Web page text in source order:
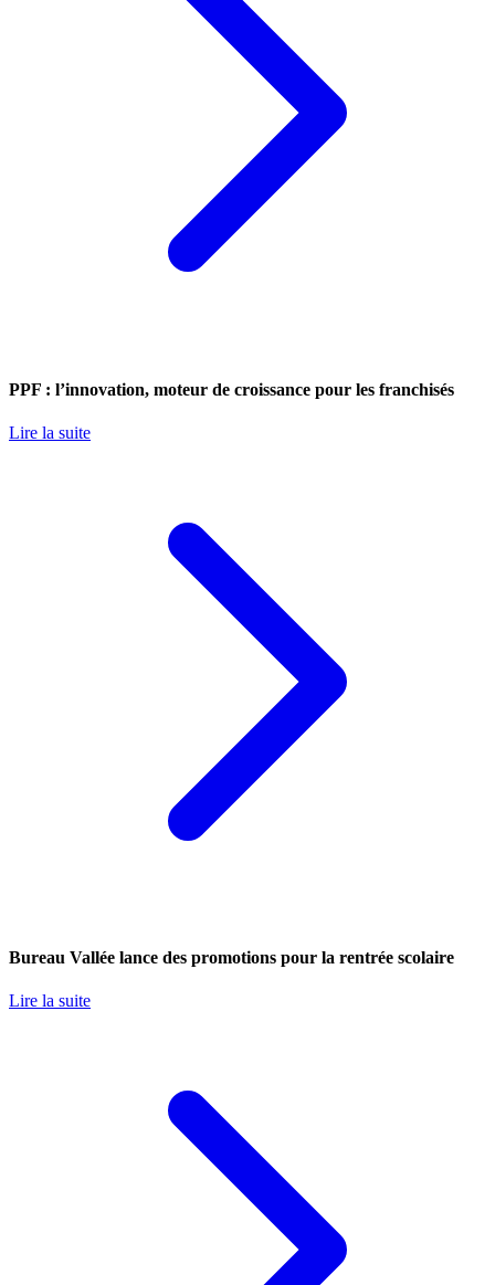
PPF : l’innovation, moteur de croissance pour les franchisés
Lire la suite
Bureau Vallée lance des promotions pour la rentrée scolaire
Lire la suite